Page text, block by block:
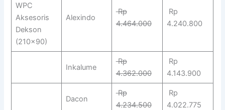
WPC
Aksesoris
Dekson
(210×90)
Alexindo
Rp
4.464.000
Rp
4.240.800
Inkalume
Rp
4.362.000
Rp
4.143.900
Dacon
Rp
4.234.500
Rp
4.022.775